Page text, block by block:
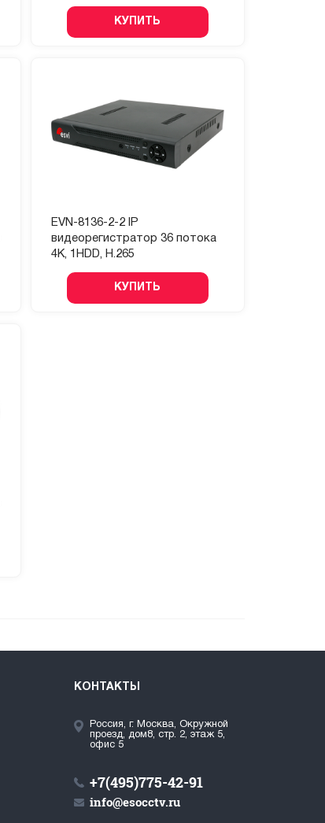
КУПИТЬ
EVN-8136-2-2 IP
видеорегистратор 36 потока
4K, 1HDD, H.265
КУПИТЬ
КОНТАКТЫ
Россия, г. Москва, Окружной
проезд, дом8, стр. 2, этаж 5,
офис 5
+7(495)775-42-91
info@esocctv.ru